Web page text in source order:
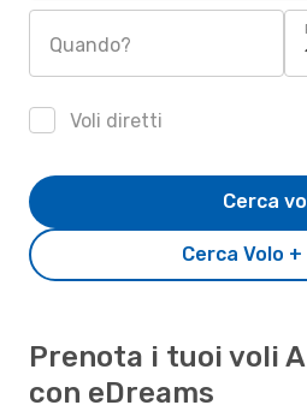
Quando?
Voli diretti
Cerca Volo
Cerca
Prenota i tuoi voli
con eDreams